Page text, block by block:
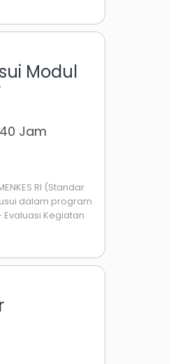
Modul
Jam
RI (Standar
dalam program
Kegiatan